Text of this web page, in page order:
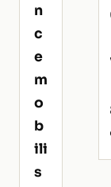
n
c
e
m
o
b
ili
s